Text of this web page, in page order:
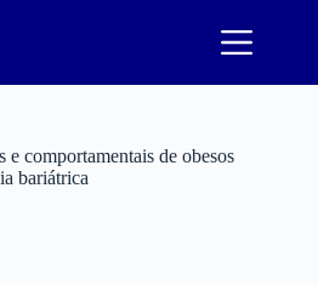
e comportamentais de obesos
bariátrica